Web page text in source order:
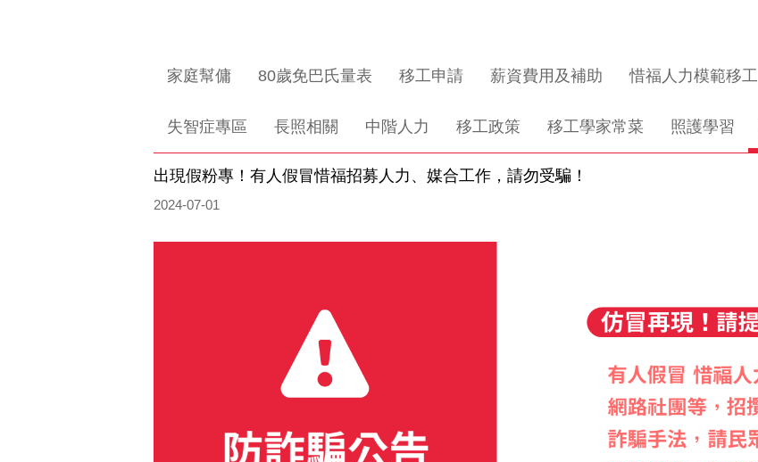
家庭幫傭 80歲免巴氏量表 移工申請 薪資費用及補助 惜福人力模範移工
失智症專區 長照相關 中階人力 移工政策 移工學家常菜 照護學習
出現假粉專！有人假冒惜福招募人力、媒合工作，請勿受騙！
2024-07-01